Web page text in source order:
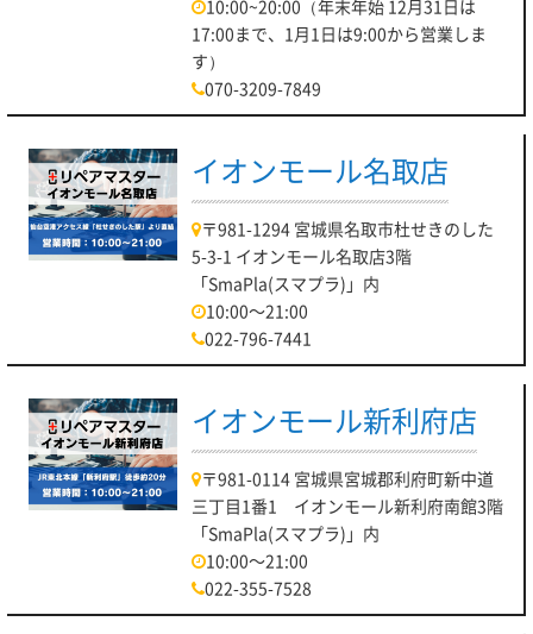
10:00~20:00（年末年始 12月31日は
17:00まで、1月1日は9:00から営業しま
す）
070-3209-7849
イオンモール名取店
〒981-1294 宮城県名取市杜せきのした
5-3-1 イオンモール名取店3階
「SmaPla(スマプラ)」内
10:00～21:00
022-796-7441
イオンモール新利府店
〒981-0114 宮城県宮城郡利府町新中道
三丁目1番1 イオンモール新利府南館3階
「SmaPla(スマプラ)」内
10:00～21:00
022-355-7528